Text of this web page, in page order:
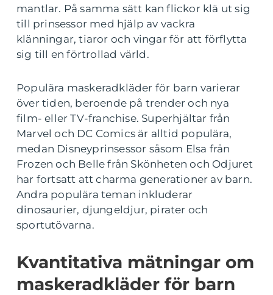
mantlar. På samma sätt kan flickor klä ut sig
till prinsessor med hjälp av vackra
klänningar, tiaror och vingar för att förflytta
sig till en förtrollad värld.
Populära maskeradkläder för barn varierar
över tiden, beroende på trender och nya
film- eller TV-franchise. Superhjältar från
Marvel och DC Comics är alltid populära,
medan Disneyprinsessor såsom Elsa från
Frozen och Belle från Skönheten och Odjuret
har fortsatt att charma generationer av barn.
Andra populära teman inkluderar
dinosaurier, djungeldjur, pirater och
sportutövarna.
Kvantitativa mätningar om
maskeradkläder för barn